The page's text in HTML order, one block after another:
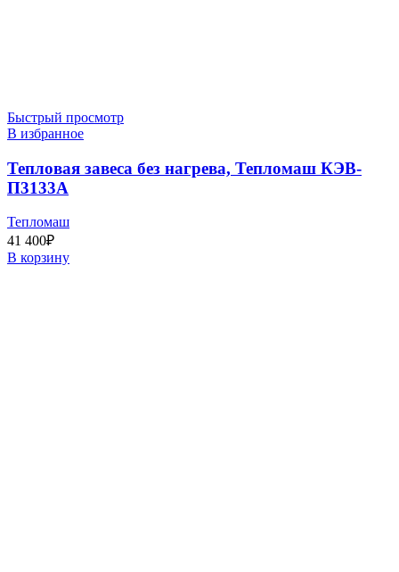
Быстрый просмотр
В избранное
Тепловая завеса без нагрева, Тепломаш КЭВ-
П3133А
Тепломаш
41 400₽
В корзину